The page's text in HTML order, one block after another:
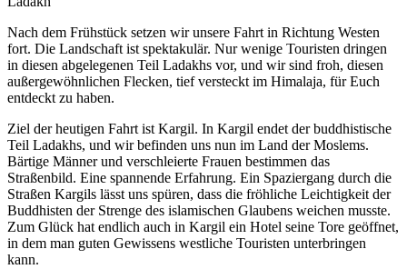
Nach dem Frühstück setzen wir unsere Fahrt in Richtung Westen
fort. Die Landschaft ist spektakulär. Nur wenige Touristen dringen
in diesen abgelegenen Teil Ladakhs vor, und wir sind froh, diesen
außergewöhnlichen Flecken, tief versteckt im Himalaja, für Euch
entdeckt zu haben.
Ziel der heutigen Fahrt ist Kargil. In Kargil endet der buddhistische
Teil Ladakhs, und wir befinden uns nun im Land der Moslems.
Bärtige Männer und verschleierte Frauen bestimmen das
Straßenbild. Eine spannende Erfahrung. Ein Spaziergang durch die
Straßen Kargils lässt uns spüren, dass die fröhliche Leichtigkeit der
Buddhisten der Strenge des islamischen Glaubens weichen musste.
Zum Glück hat endlich auch in Kargil ein Hotel seine Tore geöffnet,
in dem man guten Gewissens westliche Touristen unterbringen
kann.